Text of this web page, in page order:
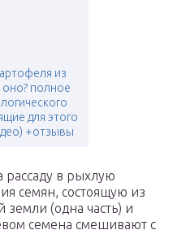
из
полное
для этого
+отзывы
в рыхлую
семян, состоящую из
земли (одна часть) и
семена смешивают с